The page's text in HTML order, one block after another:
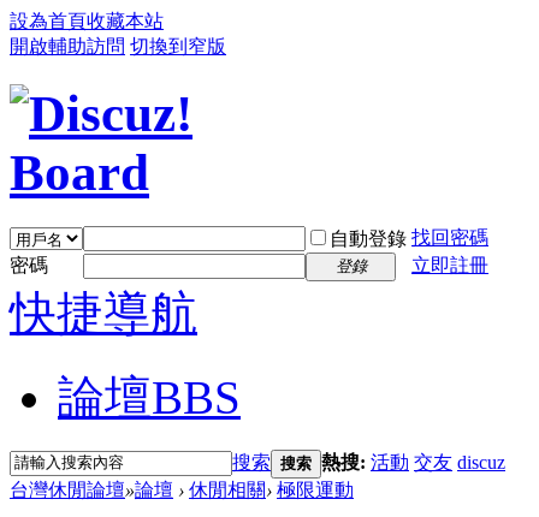
設為首頁收藏本站
開啟輔助訪問 切換到窄版
自動登錄 找回密碼
密碼
登錄 立即註冊
快捷導航
論壇BBS
搜索 搜索 熱搜: 活動 交友 discuz
台灣休閒論壇»論壇 › 休閒相關› 極限運動